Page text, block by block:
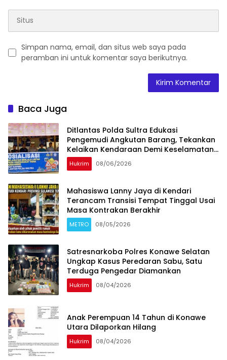
Simpan nama, email, dan situs web saya pada
peramban ini untuk komentar saya berikutnya.
Baca Juga
Ditlantas Polda Sultra Edukasi
Pengemudi Angkutan Barang, Tekankan
Kelaikan Kendaraan Demi Keselamatan
Berlalu Lintas
Hukrim 08/06/2026
Mahasiswa Lanny Jaya di Kendari
Terancam Transisi Tempat Tinggal Usai
Masa Kontrakan Berakhir
METRO 08/05/2026
Satresnarkoba Polres Konawe Selatan
Ungkap Kasus Peredaran Sabu, Satu
Terduga Pengedar Diamankan
Hukrim 08/04/2026
Anak Perempuan 14 Tahun di Konawe
Utara Dilaporkan Hilang
Hukrim 08/04/2026